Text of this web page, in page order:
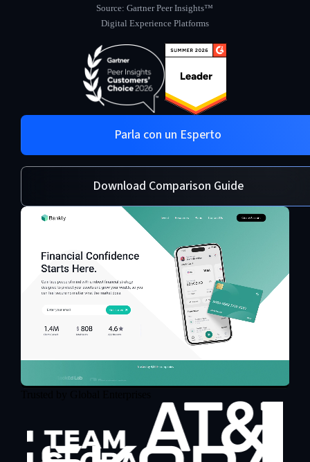
Source: Gartner Peer Insights™
Digital Experience Platforms
Parla con un Esperto
Download Comparison Guide